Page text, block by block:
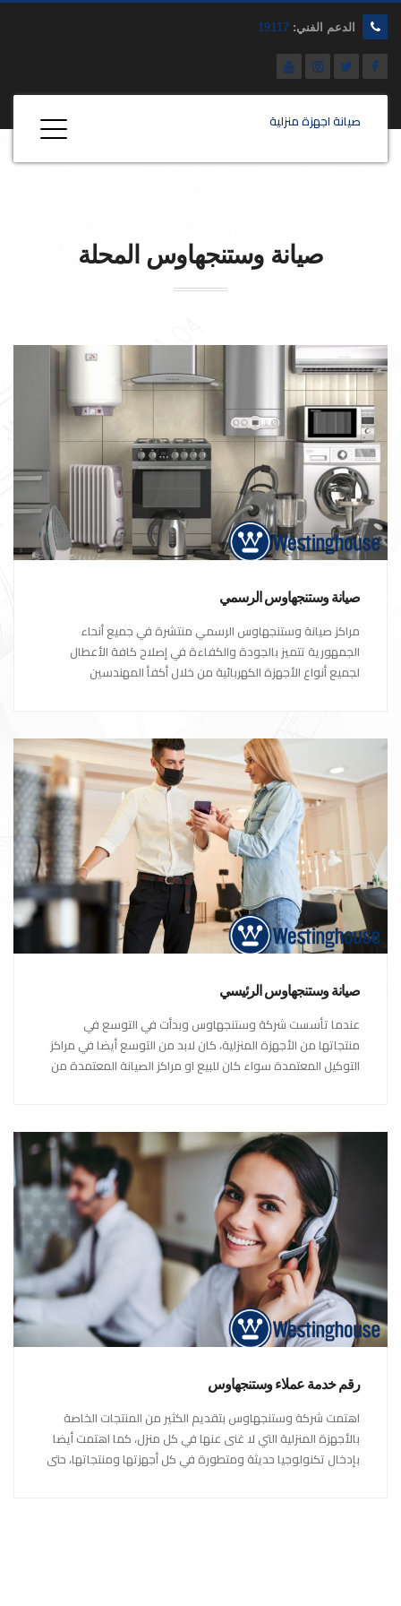
الدعم الفني: 19117
صيانة اجهزة منزلية
صيانة وستنجهاوس المحلة
صيانة وستنجهاوس الرسمي
مراكز صيانة وستنجهاوس الرسمي منتشرة في جميع أنحاء
الجمهورية تتميز بالجودة والكفاءة في إصلاح كافة الأعطال
لجميع أنواع الأجهزة الكهربائية من خلال أكفأ المهندسين
صيانة وستنجهاوس الرئيسي
عندما تأسست شركة وستنجهاوس وبدأت في التوسع في
منتجاتها من الأجهزة المنزلية، كان لابد من التوسع أيضا في مراكز
التوكيل المعتمدة سواء كان للبيع او مراكز الصيانة المعتمدة من
رقم خدمة عملاء وستنجهاوس
اهتمت شركة وستنجهاوس بتقديم الكثير من المنتجات الخاصة
بالأجهزة المنزلية التي لا غنى عنها في كل منزل، كما اهتمت أيضا
بإدخال تكنولوجيا حديثة ومتطورة في كل أجهزتها ومنتجاتها، حتى